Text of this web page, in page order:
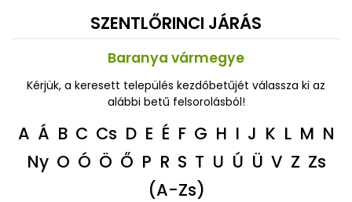
SZENTLŐRINCI JÁRÁS
Baranya vármegye
Kérjük, a keresett település kezdőbetűjét válassza ki az
alábbi betű felsorolásból!
A Á B C Cs D E É F G H I J K L M N
Ny O Ó Ö Ő P R S T U Ú Ü V Z Zs
(A-Zs)